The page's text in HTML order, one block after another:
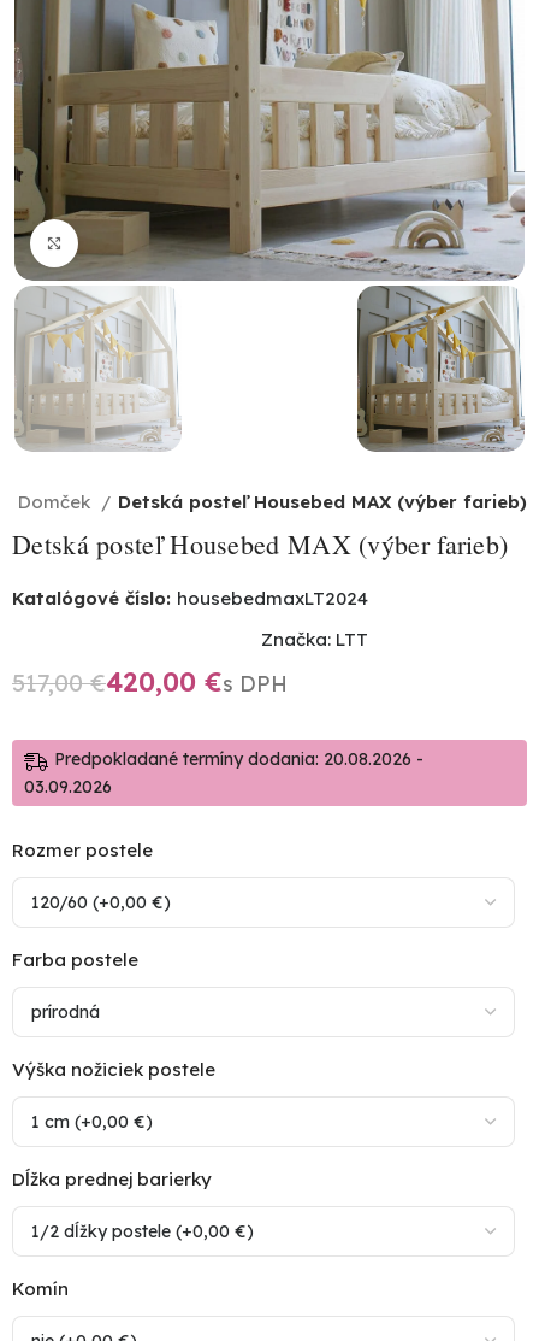
Click to enlarge
Domček Detská posteľ Housebed MAX (výber farieb)
Detská posteľ Housebed MAX (výber farieb)
Katalógové číslo: housebedmaxLT2024
Značka: LTT
517,00€420,00€
Predpokladané termíny dodania: 20.08.2026 -
03.09.2026
Rozmer postele
Farba postele
Výška nožiciek postele
Dĺžka prednej barierky
Komín